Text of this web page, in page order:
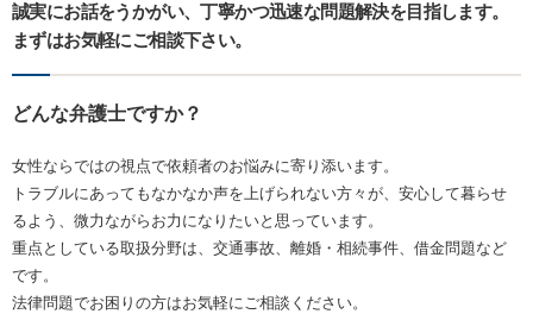
誠実にお話をうかがい、丁寧かつ迅速な問題解決を目指します。
まずはお気軽にご相談下さい。
どんな弁護士ですか？
女性ならではの視点で依頼者のお悩みに寄り添います。
トラブルにあってもなかなか声を上げられない方々が、安心して暮らせ
るよう、微力ながらお力になりたいと思っています。
重点としている取扱分野は、交通事故、離婚・相続事件、借金問題など
です。
法律問題でお困りの方はお気軽にご相談ください。